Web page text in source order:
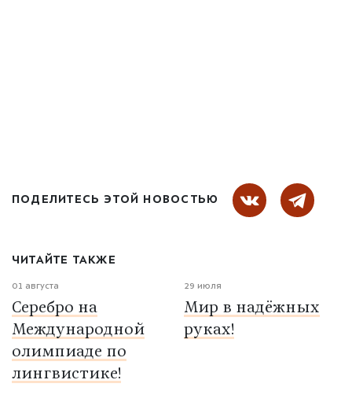
ПОДЕЛИТЕСЬ ЭТОЙ НОВОСТЬЮ
ЧИТАЙТЕ ТАКЖЕ
01 августа
Серебро на
Международной
олимпиаде по
лингвистике!
29 июля
Мир в надёжных
руках!